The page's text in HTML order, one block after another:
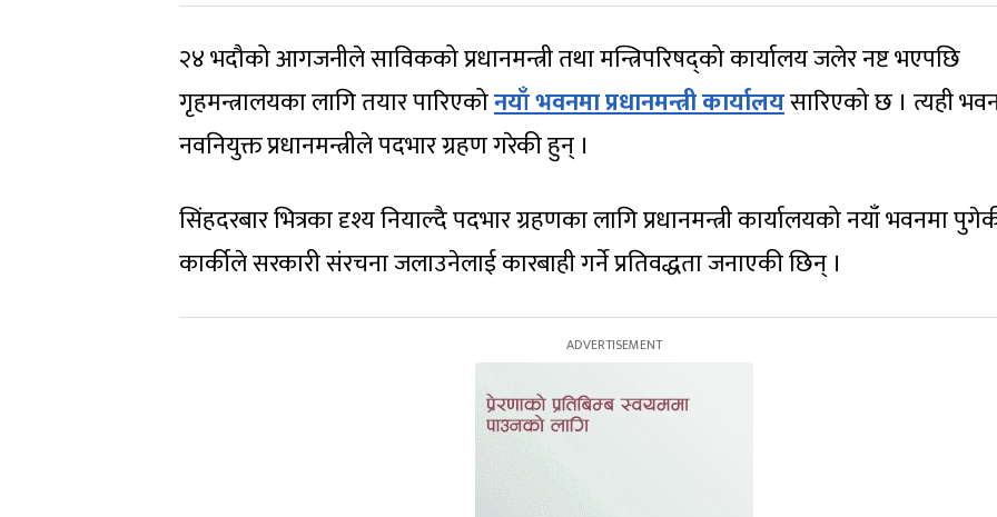
२४ भदौको आगजनीले साविकको प्रधानमन्त्री तथा मन्त्रिपरिषद्को कार्यालय जलेर नष्ट भएपछि
गृहमन्त्रालयका लागि तयार पारिएकोनयाँ भवनमा प्रधानमन्त्री कार्यालयसारिएको छ । त्यही
नवनियुक्त प्रधानमन्त्रीले पदभार ग्रहण गरेकी हुन् ।
सिंहदरबार भित्रका दृश्य नियाल्दै पदभार ग्रहणका लागि प्रधानमन्त्री कार्यालयको नयाँ भवनमा
कार्कीले सरकारी संरचना जलाउनेलाई कारबाही गर्ने प्रतिवद्धता जनाएकी छिन् ।